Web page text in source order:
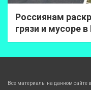
Россиянам
грязи и мусоре в
Все материалы на данном сайте